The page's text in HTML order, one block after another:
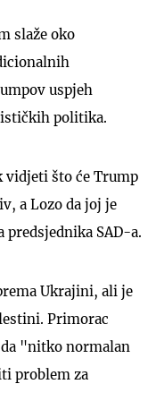
slaže oko
uspjeh
politika.
vidjeti što će Trump
a Lozo da joj je
predsjednika SAD-a.
Ukrajini, ali je
Primorac
"nitko normalan
problem za